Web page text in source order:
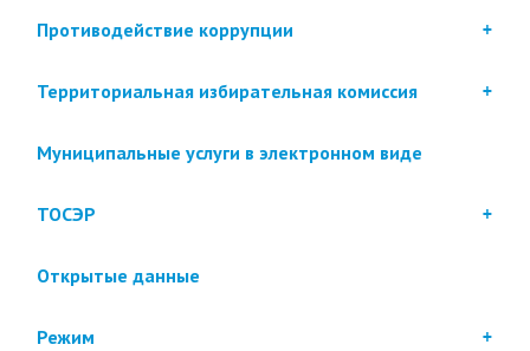
Противодействие коррупции
Территориальная избирательная комиссия
Муниципальные услуги в электронном виде
ТОСЭР
Открытые данные
Режим